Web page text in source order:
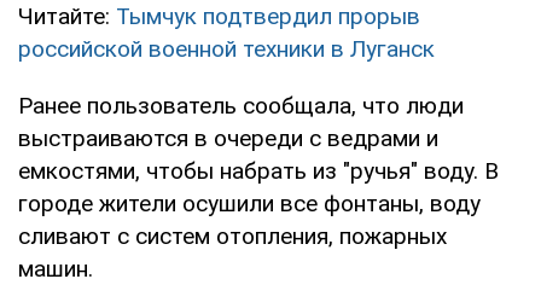
Читайте: Тымчук подтвердил прорыв
российской военной техники в Луганск
Ранее пользователь сообщала, что люди
выстраиваются в очереди с ведрами и
емкостями, чтобы набрать из "ручья" воду. В
городе жители осушили все фонтаны, воду
сливают с систем отопления, пожарных
машин.